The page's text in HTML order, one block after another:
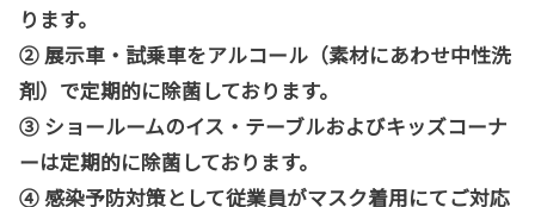
ります。
② 展示車・試乗車をアルコール（素材にあわせ中性洗
剤）で定期的に除菌しております。
③ ショールームのイス・テーブルおよびキッズコーナ
ーは定期的に除菌しております。
④ 感染予防対策として従業員がマスク着用にてご対応